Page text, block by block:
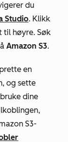
du
Studio. Klikk
til høyre. Søk
Amazon S3.
en
og sette
dine
S3-